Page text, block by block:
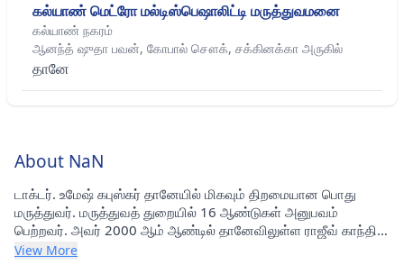
கல்யாண் மெட்ரோ மல்டிஸ்பெஷாலிட்டி மருத்துவமனை
கல்யாண் நகரம்
ஆனந்த் ஷுதா பவன், கோபால் சௌக், சக்கினக்கா அருகில்
தானே
About NaN
டாக்டர். உமேஷ் கபுஸ்கர் தானேயில் மிகவும் திறமையான பொது
மருத்துவர். மருத்துவத் துறையில் 16 ஆண்டுகள் அனுபவம்
பெற்றவர். அவர் 2000 ஆம் ஆண்டில் தானேவிலுள்ள ராஜீவ் காந்தி
மருத்துவக் கல்லூரியில் MBBS மற்றும் 2004 இல் தானே முன்சிப்பல்
View More